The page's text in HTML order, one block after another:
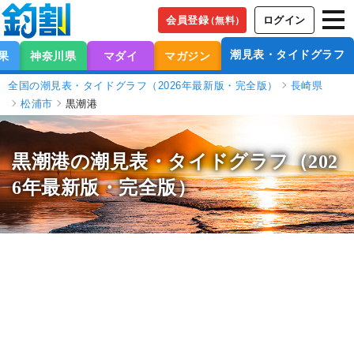
会員登録（無料） ログイン
神奈川県 マダイ マガジン 潮見表・タイドグラフ
全国の潮見表・タイドグラフ（2026年最新版・完全版）
長崎県
松浦市
黒潮港
黒潮港の潮見表・タイドグラフ（202
6年最新版・完全版）